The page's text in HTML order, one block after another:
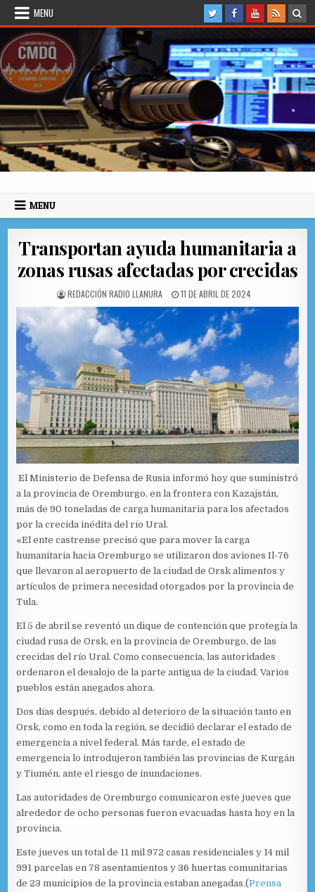
Skip to content
MENU
Radio Llanura de Colón
MENU
Transportan ayuda humanitaria a
zonas rusas afectadas por crecidas
AUTHOR:
REDACCIÓN RADIO LLANURA PUBLISHED DATE:
11 DE ABRIL DE 2024
El Ministerio de Defensa de Rusia informó hoy que suministró
a la provincia de Oremburgo, en la frontera con Kazajstán,
más de 90 toneladas de carga humanitaria para los afectados
por la crecida inédita del río Ural.
«El ente castrense precisó que para mover la carga
humanitaria hacia Oremburgo se utilizaron dos aviones Il-76
que llevaron al aeropuerto de la ciudad de Orsk alimentos y
artículos de primera necesidad otorgados por la provincia de
Tula.
El 5 de abril se reventó un dique de contención que protegía la
ciudad rusa de Orsk, en la provincia de Oremburgo, de las
crecidas del río Ural. Como consecuencia, las autoridades
ordenaron el desalojo de la parte antigua de la ciudad. Varios
pueblos están anegados ahora.
Dos días después, debido al deterioro de la situación tanto en
Orsk, como en toda la región, se decidió declarar el estado de
emergencia a nivel federal. Más tarde, el estado de
emergencia lo introdujeron también las provincias de Kurgán
y Tiumén, ante el riesgo de inundaciones.
Las autoridades de Oremburgo comunicaron este jueves que
alrededor de ocho personas fueron evacuadas hasta hoy en la
provincia.
Este jueves un total de 11 mil 972 casas residenciales y 14 mil
991 parcelas en 78 asentamientos y 36 huertas comunitarias
de 23 municipios de la provincia estaban anegadas.(Prensa